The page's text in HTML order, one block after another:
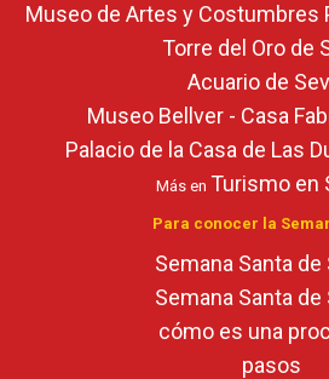
Museo de Artes y Costumbres
Torre del Oro de
Acuario de
Museo Bellver - Casa
Palacio de la Casa de Las
Más en Turismo en
Para conocer la
Semana Santa de
Semana Santa de
cómo es una
pasos